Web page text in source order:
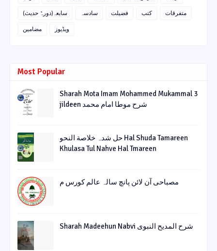
سابعہ(دورہٌ حدیث)
سادسہ فضیلت کتب
متفرقات
مضامین
ویڈیوز
Most Popular
Sharah Mota Imam Mohammed Mukammal 3
jildeen شرح موطا امام محمد
حل شدہ خلاصة النحو Hal Shuda Tamareen
Khulasa Tul Nahve Hal Tmareen
مصباحی آن لائن پانچ سالہ عالم کورس م
Sharah Madeehun Nabvi شرح المدیح النبوی